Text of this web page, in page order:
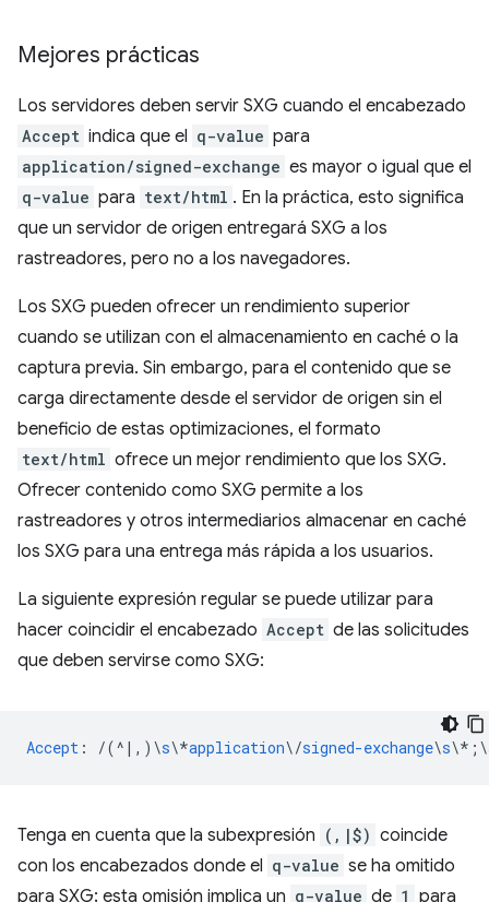
Mejores prácticas
Los servidores deben servir SXG cuando el encabezado
Accept indica que el q-value para
application/signed-exchange es mayor o igual que el
q-value para text/html . En la práctica, esto significa
que un servidor de origen entregará SXG a los
rastreadores, pero no a los navegadores.
Los SXG pueden ofrecer un rendimiento superior
cuando se utilizan con el almacenamiento en caché o la
captura previa. Sin embargo, para el contenido que se
carga directamente desde el servidor de origen sin el
beneficio de estas optimizaciones, el formato
text/html ofrece un mejor rendimiento que los SXG.
Ofrecer contenido como SXG permite a los
rastreadores y otros intermediarios almacenar en caché
los SXG para una entrega más rápida a los usuarios.
La siguiente expresión regular se puede utilizar para
hacer coincidir el encabezado Accept de las solicitudes
que deben servirse como SXG:
Accept : /(^|,) \s\*application\/signed-exchange\s\*; \
Tenga en cuenta que la subexpresión (,|$) coincide
con los encabezados donde el q-value se ha omitido
para SXG; esta omisión implica un q-value de 1 para